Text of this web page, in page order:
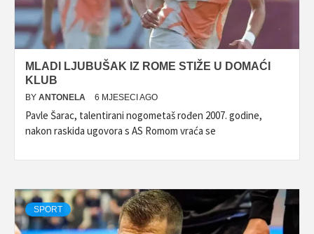
MLADI LJUBUŠAK IZ ROME STIŽE U DOMAĆI
KLUB
BY ANTONELA 6 MJESECI AGO
Pavle Šarac, talentirani nogometaš rođen 2007. godine,
nakon raskida ugovora s AS Romom vraća se
SPORT